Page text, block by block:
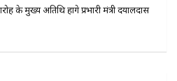
के मुख्य अतिथि होंगे प्रभारी मंत्री दयालदास